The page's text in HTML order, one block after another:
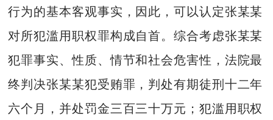
行为的基本客观事实，因此，可以认定张某某
对所犯滥用职权罪构成自首。综合考虑张某某
犯罪事实、性质、情节和社会危害性，法院最
终判决张某某犯受贿罪，判处有期徒刑十二年
六个月，并处罚金三百三十万元；犯滥用职权